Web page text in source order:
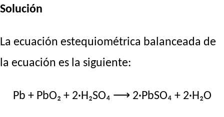
Solución
La ecuación estequiométrica balanceada de
la ecuación es la siguiente:
Pb + PbO₂ + 2·H₂SO₄ ⟶ 2·PbSO₄ + 2·H₂O